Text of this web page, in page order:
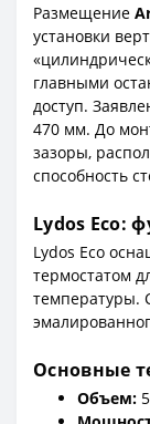
Размещение
установки
главными
доступ.
470 мм. До
зазоры,
способность
Lydos Eco:
Lydos Eco
термостатом
температуры.
Основные
Объем: